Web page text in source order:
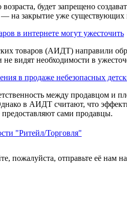
будет запрещено
закрытие уже существующих
в интернете могут ужесточить
товаров (АИДТ) направили
видят необходимости в
в продаже небезопасных
между продавцом и
в АИДТ считают, что
сами продавцы.
"Ритейл/Торговля"
пожалуйста, отправьте её нам